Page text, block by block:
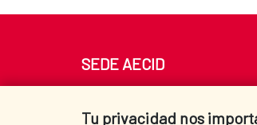
Tu privacidad nos
SEDE AECID
Tel. +34 900 20 30 54​​​​​​​